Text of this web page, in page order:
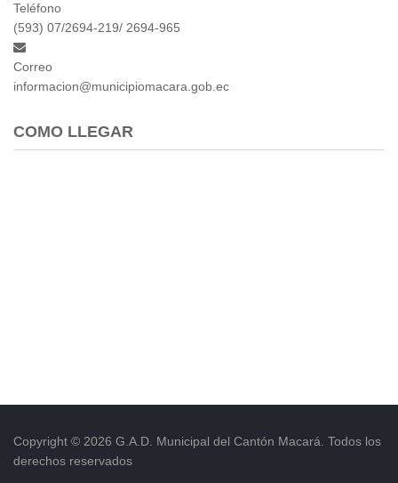
Teléfono
(593) 07/2694-219/ 2694-965
Correo
informacion@municipiomacara.gob.ec
COMO LLEGAR
Copyright © 2026 G.A.D. Municipal del Cantón Macará. Todos los
derechos reservados